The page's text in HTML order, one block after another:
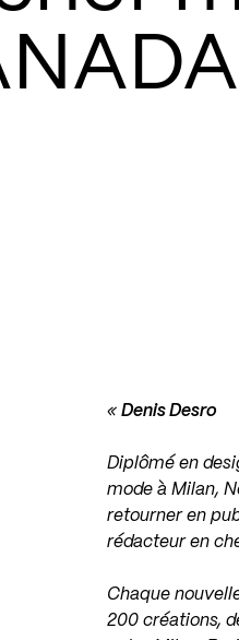
«Denis Desro
Diplômé en
mode à Milan,
retourner en
rédacteur en
Chaque
200 créations,